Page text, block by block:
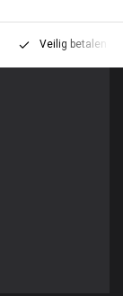
Veilig betalen